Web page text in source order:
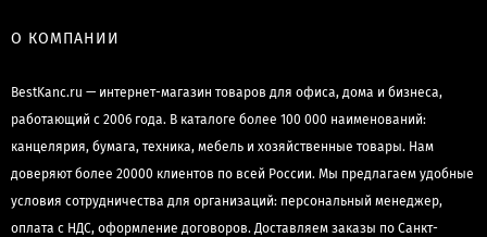
О КОМПАНИИ
BestKanc.ru — интернет-магазин товаров для офиса, дома и бизнеса,
работающий с 2006 года. В каталоге более 100 000 наименований:
канцелярия, бумага, техника, мебель и хозяйственные товары. Нам
доверяют более 20000 клиентов по всей России. Мы предлагаем удобные
условия сотрудничества для организаций: персональный менеджер,
оплата с НДС, оформление договоров. Доставляем заказы по Санкт-